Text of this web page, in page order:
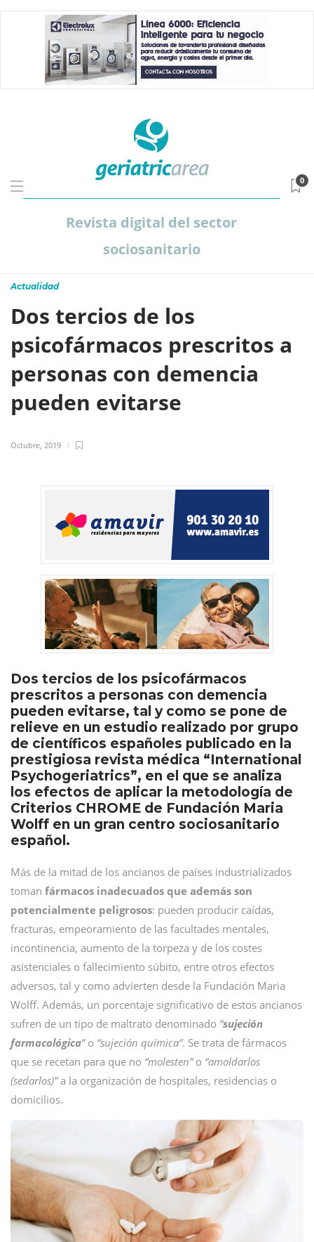
Revista digital del sector
sociosanitario
0
Actualidad
Dos tercios de los
psicofármacos prescritos a
personas con demencia
pueden evitarse
Octubre, 2019
Dos tercios de los psicofármacos
prescritos a personas con demencia
pueden evitarse, tal y como se pone de
relieve en un estudio realizado por grupo
de científicos españoles publicado en la
prestigiosa revista médica “International
Psychogeriatrics”, en el que se analiza
los efectos de aplicar la metodología de
Criterios CHROME de Fundación Maria
Wolff en un gran centro sociosanitario
español.
Más de la mitad de los ancianos de países industrializados
toman fármacos inadecuados que además son
potencialmente peligrosos: pueden producir caídas,
fracturas, empeoramiento de las facultades mentales,
incontinencia, aumento de la torpeza y de los costes
asistenciales o fallecimiento súbito, entre otros efectos
adversos, tal y como advierten desde la Fundación Maria
Wolff. Además, un porcentaje significativo de estos ancianos
sufren de un tipo de maltrato denominado “sujeción
farmacológica”o “sujeción química”. Se trata de fármacos
que se recetan para que no “molesten”o “amoldarlos
(sedarlos)”a la organización de hospitales, residencias o
domicilios.